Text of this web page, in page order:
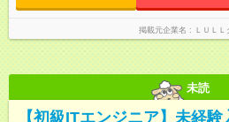
なし残業代を含みます。※超過
別途支給いたします ※研修期間
掲載元企業名 ＬＵＬＬ
未読
【初級ITエンジニア】未経験